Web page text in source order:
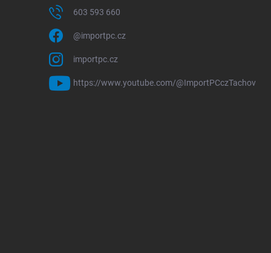
603 593 660
@importpc.cz
importpc.cz
https://www.youtube.com/@ImportPCczTachov